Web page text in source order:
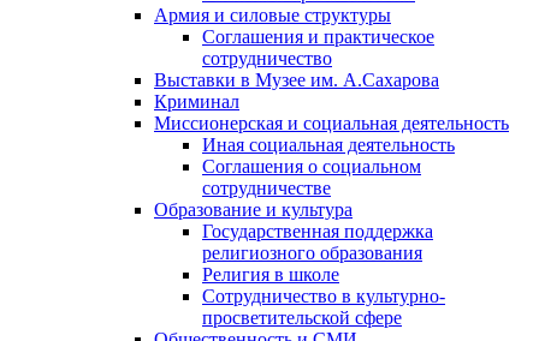
Армия и силовые структуры
Соглашения и практическое
сотрудничество
Выставки в Музее им. А.Сахарова
Криминал
Миссионерская и социальная деятельность
Иная социальная деятельность
Соглашения о социальном
сотрудничестве
Образование и культура
Государственная поддержка
религиозного образования
Религия в школе
Сотрудничество в культурно-
просветительской сфере